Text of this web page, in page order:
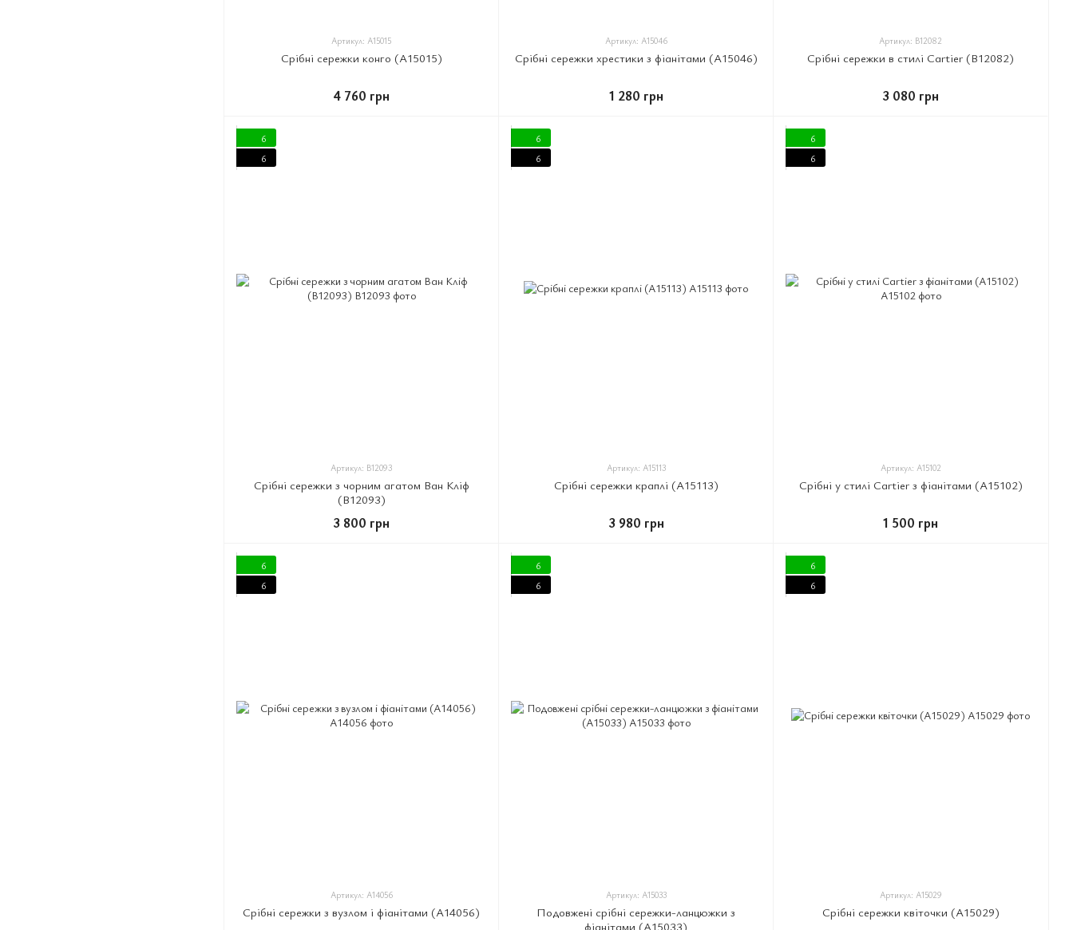
Артикул: A15015
Срібні сережки конго (A15015)
4 760 грн
Артикул: A15046
Срібні сережки хрестики з фіанітами (A15046)
1 280 грн
Артикул: B12082
Срібні сережки в стилі Cartier (B12082)
3 080 грн
6
6
Артикул: B12093
Срібні сережки з чорним агатом Ван Кліф
(B12093)
3 800 грн
6
6
Артикул: A15113
Срібні сережки краплі (A15113)
3 980 грн
6
6
Артикул: A15102
Срібні у стилі Cartier з фіанітами (A15102)
1 500 грн
6
6
Артикул: A14056
Срібні сережки з вузлом і фіанітами (A14056)
6
6
Артикул: A15033
Подовжені срібні сережки-ланцюжки з
фіанітами (A15033)
6
6
Артикул: A15029
Срібні сережки квіточки (A15029)